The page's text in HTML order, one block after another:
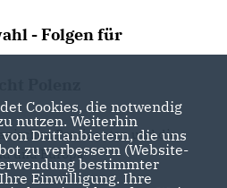
- Folgen für
Polenz
Präsidenten und die
und Europa"
Cookies, die notwendig
nutzen. Weiterhin
Drittanbietern, die uns
zu verbessern (Website-
bestimmter
Einwilligung. Ihre